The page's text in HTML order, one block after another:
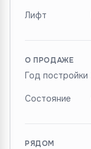
Лифт
О ПРОДАЖЕ
Год постройки
Состояние
РЯДОМ